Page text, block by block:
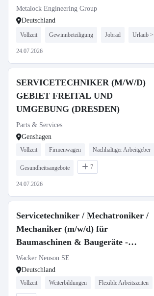
Metalock Engineering Group
Deutschland
Vollzeit Gewinnbeteiligung Jobrad Urlaub
24.07.2026
SERVICETECHNIKER (M/W/D)
GEBIET FREITAL UND
UMGEBUNG (DRESDEN)
Parts & Services
Genshagen
Vollzeit Firmenwagen Nachhaltiger Arbeitgeber
Gesundheitsangebote 7
24.07.2026
Servicetechniker / Mechatroniker /
Mechaniker (m/w/d) für
Baumaschinen & Baugeräte -
stationär oder mobil
Wacker Neuson SE
Deutschland
Vollzeit Weiterbildungen Flexible Arbeitszeiten